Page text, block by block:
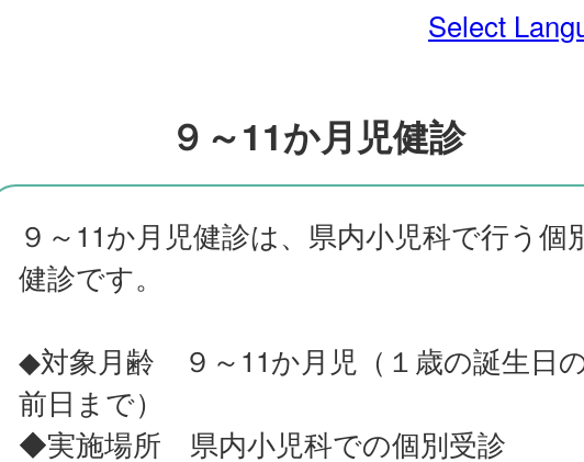
Select
９～11か月児健診
９～11か月児健診は、県内小児科で行う個
健診です。
◆対象月齢 ９～11か月児（１歳の誕生日
前日まで）
◆実施場所 県内小児科での個別受診